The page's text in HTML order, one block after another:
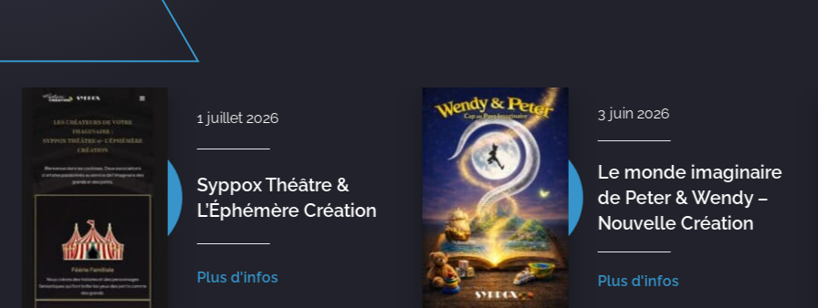
1 juillet 2026
Syppox Théâtre &
L’Éphémère Création
Plus d'infos
3 juin 2026
Le monde imaginaire
de Peter & Wendy –
Nouvelle Création
Plus d'infos